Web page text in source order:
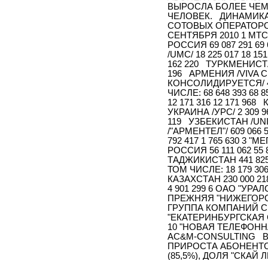
ВЫРОСЛА БОЛЕЕ
ЧЕЛОВЕК.
СОТОВЫХ
СЕНТЯБРЯ 2010 1
РОССИЯ 69 087 291
/UMC/ 18 225 017 18
162 220
196 АРМЕНИЯ /VIVA
КОНСОЛИДИРУЕТСЯ/
ЧИСЛЕ: 68 648 393 68
12 171 316 12 171
УКРАИНА /УРС/ 2 309
119 УЗБЕКИСТАН /
/"АРМЕНТЕЛ"/ 609 066
792 417 1 765 630 3
РОССИЯ 56 111 062
ТАДЖИКИСТАН 441 825
ТОМ ЧИСЛЕ: 18 179
КАЗАХСТАН 230 000
4 901 299 6 ОАО
ПРЕЖНЯЯ
ГРУППА КОМПАНИЙ
"ЕКАТЕРИНБУРГСКАЯ
10 "НОВАЯ
AC&M-
ПРИРОСТА
(85,5%), ДОЛЯ "СКАЙ